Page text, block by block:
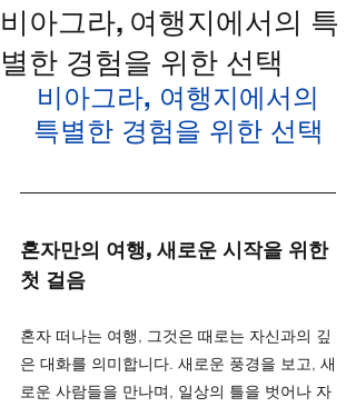
비아그라, 여행지에서의 특
별한 경험을 위한 선택
비아그라, 여행지에서의
특별한 경험을 위한 선택
혼자만의 여행, 새로운 시작을 위한
첫 걸음
혼자 떠나는 여행, 그것은 때로는 자신과의 깊
은 대화를 의미합니다. 새로운 풍경을 보고, 새
로운 사람들을 만나며, 일상의 틀을 벗어나 자